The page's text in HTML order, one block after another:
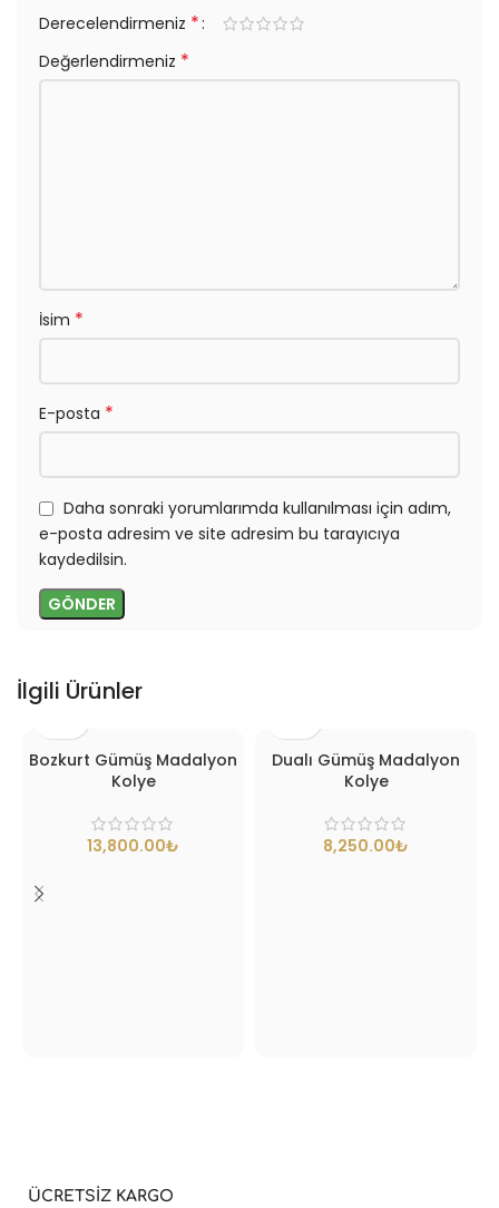
Derecelendirmeniz *
Değerlendirmeniz *
İsim *
E-posta *
Daha sonraki yorumlarımda kullanılması için adım,
e-posta adresim ve site adresim bu tarayıcıya
kaydedilsin.
İlgili Ürünler
Bozkurt Gümüş Madalyon
Kolye
₺
Dualı Gümüş Madalyon
Kolye
₺
ÜCRETSİZ KARGO